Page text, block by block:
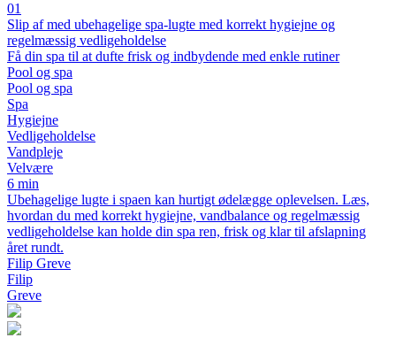
01
Slip af med ubehagelige spa-lugte med korrekt hygiejne og
regelmæssig vedligeholdelse
Få din spa til at dufte frisk og indbydende med enkle rutiner
Pool og spa
Pool og spa
Spa
Hygiejne
Vedligeholdelse
Vandpleje
Velvære
6 min
Ubehagelige lugte i spaen kan hurtigt ødelægge oplevelsen. Læs,
hvordan du med korrekt hygiejne, vandbalance og regelmæssig
vedligeholdelse kan holde din spa ren, frisk og klar til afslapning
året rundt.
Filip Greve
Filip
Greve